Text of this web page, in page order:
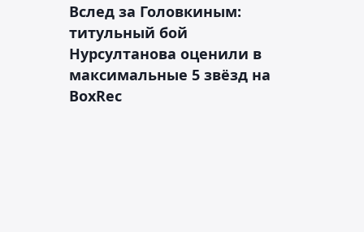
Вслед за Головкиным:
титульный бой
Нурсултанова оценили в
максимальные 5 звёзд на
BoxRec